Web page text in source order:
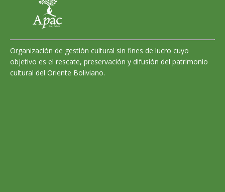
Organización de gestión cultural sin fines de lucro cuyo
objetivo es el rescate, preservación y difusión del patrimonio
cultural del Oriente Boliviano.